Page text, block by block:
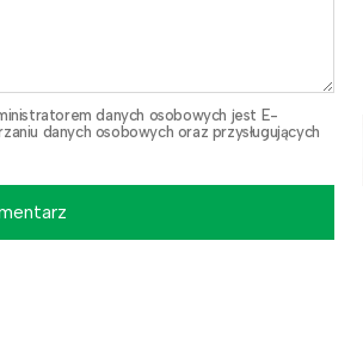
danych osobowych jest E-
danych osobowych oraz przysługujących